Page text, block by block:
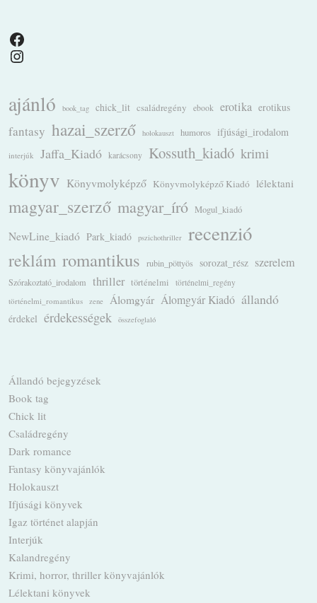
Facebook
Instagram
ajánló book_tag chick_lit családregény ebook erotika erotikus
fantasy hazai_szerző holokauszt humoros ifjúsági_irodalom
interjúk Jaffa_Kiadó karácsony Kossuth_kiadó krimi
könyv Könyvmolyképző Könyvmolyképző Kiadó lélektani
magyar_szerző magyar_író Mogul_kiadó
NewLine_kiadó Park_kiadó pszichothriller recenzió
reklám romantikus rubin_pöttyös sorozat_rész szerelem
Szórakoztató_irodalom thriller történelmi
történelmi_regény
történelmi_romantikus
zene Álomgyár Álomgyár Kiadó állandó
érdekel érdekességek összefoglaló
Állandó bejegyzések
Book tag
Chick lit
Családregény
Dark romance
Fantasy könyvajánlók
Holokauszt
Ifjúsági könyvek
Igaz történet alapján
Interjúk
Kalandregény
Krimi, horror, thriller könyvajánlók
Lélektani könyvek